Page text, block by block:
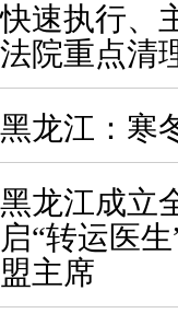
快速执行、
法院重点清
黑龙江：寒
黑龙江成立
启“转运医
盟主席